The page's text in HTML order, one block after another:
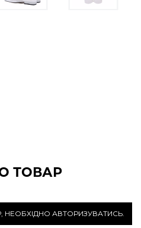
ТОВАР
АВТОРИЗУВАТИСЬ.